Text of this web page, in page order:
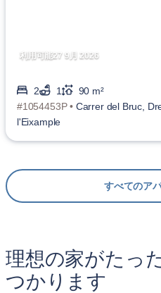
利用可能27 9月 2026
2 1
90 m²
#1054453P • Carrer del Bruc,
l'Eixample
すべてのア
理想の家がたっ
つかります